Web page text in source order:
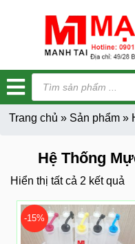
Tìm
kiếm
sản
phẩm
Trang chủ » Sản phẩm»
Hệ Thống
Hiển thị tất cả 2 kết quả
-15%